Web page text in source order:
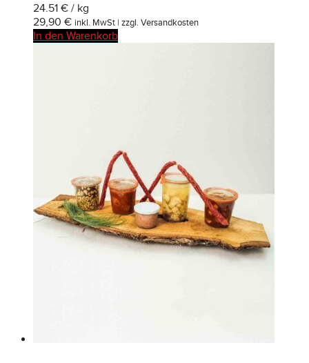
24.51 € / kg
29,90 € inkl. MwSt | zzgl. Versandkosten
In den Warenkorb